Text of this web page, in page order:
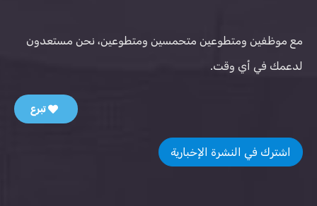
مع موظفين ومتطوعين متحمسين ومتطوعين، نحن مستعدون
لدعمك في أي وقت.
تبرع
اشترك في النشرة الإخبارية